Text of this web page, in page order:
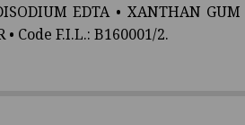
EDTA • XANTHAN GUM
• Code F.I.L.: B160001/2.